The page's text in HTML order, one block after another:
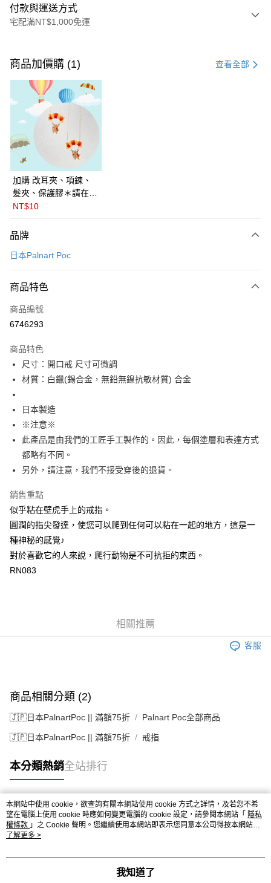
付款與運送方式
宅配滿NT$1,000免運
信用卡一次付款
LINE Pay
Apple Pay
Google Pay
全盈+PAY
ATM付款
每筆NT$60
付款後萊爾富取貨
付款後7-11取貨
宅配
每筆NT$60，滿NT$1,000(含以上)免運費
商品加價購 (1) 查看全部
加購 改耳夾、項鍊、
髮夾、保護膠＊請在訂
單備註商品及欲修改的
PalnartPoc + 🇬🇧英國
FABLE 寓言
NT$10
品牌
日本Palnart Poc
商品特色
商品編號
6746293
商品特色
尺寸：開口戒 尺寸可微調
材質：白鑞(錫合金，無鉛無鎳抗敏材質) 合金
日本製造
※注意※
此產品是由我們的工匠手工製作的。因此，每個塗層和表達方式
都略有不同。
另外，請注意，我們不接受穿後的退貨。
銷售重點
似乎粘在壁虎手上的戒指。
圓潤的指尖發達，使您可以爬到任何可以粘在一起的地方，這是一
種神秘的感覺♪
對於喜歡它的人來說，爬行動物是不可抗拒的東西。
RN083
相關推薦
客服
商品相關分類 (2)
🇯🇵日本PalnartPoc || 滿額75折 Palnart Poc全部商品
🇯🇵日本PalnartPoc || 滿額75折 戒指
本分類熱銷全站排行
熱門標籤
本網站中使用 cookie，欲查詢有關本網站使用 cookie 方式之詳情，及若您不希
望在電腦上使用 cookie 時應如何變更電腦的 cookie 設定，請參閱本網站「 隱私
權條款 」之 Cookie 聲明。您繼續使用本網站即表示您同意本公司得按本網站使
用條款之 Cookie 聲明使用 cookie。
了解更多 >
我知道了